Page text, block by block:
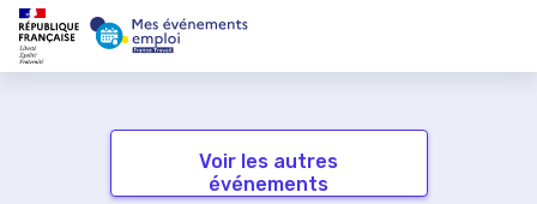
Voir les autres
événements